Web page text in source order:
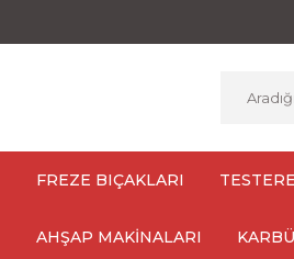
FREZE BIÇAKLARI
AHŞAP MAKİNALARI